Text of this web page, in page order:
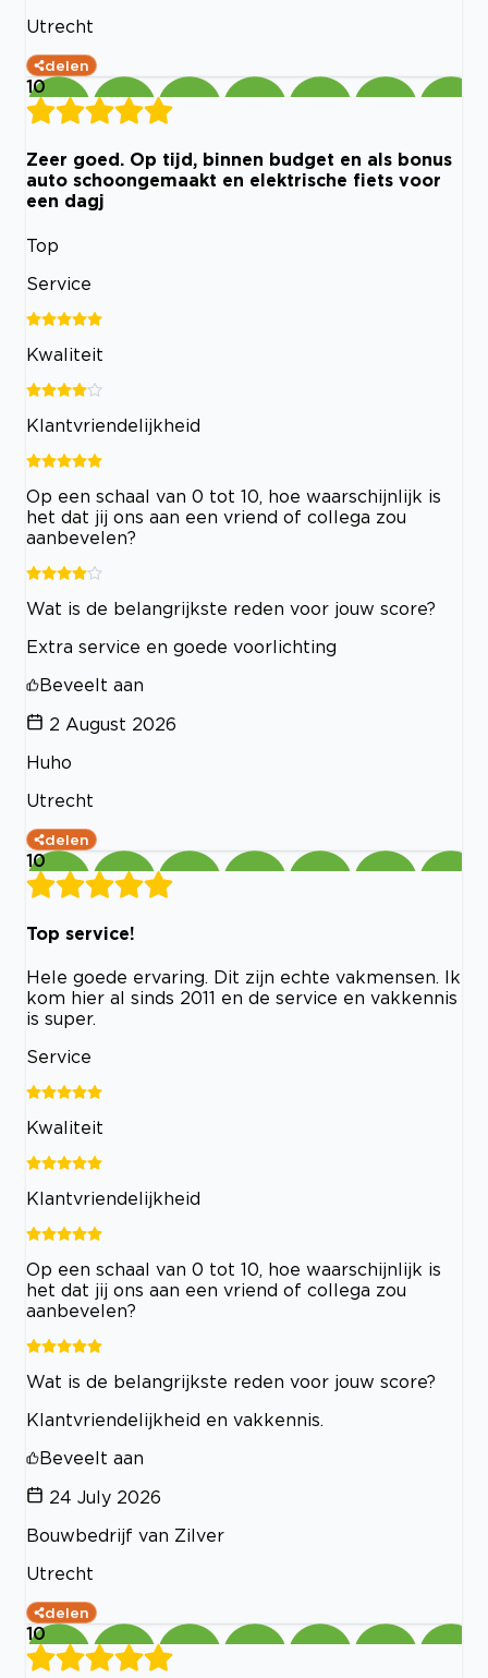
Utrecht
delen
10
Zeer goed. Op tijd, binnen budget en als bonus
auto schoongemaakt en elektrische fiets voor
een dagj
Top
Service
Kwaliteit
Klantvriendelijkheid
Op een schaal van 0 tot 10, hoe waarschijnlijk is
het dat jij ons aan een vriend of collega zou
aanbevelen?
Wat is de belangrijkste reden voor jouw score?
Extra service en goede voorlichting
Beveelt aan
2 August 2026
Huho
Utrecht
delen
10
Top service!
Hele goede ervaring. Dit zijn echte vakmensen. Ik
kom hier al sinds 2011 en de service en vakkennis
is super.
Service
Kwaliteit
Klantvriendelijkheid
Op een schaal van 0 tot 10, hoe waarschijnlijk is
het dat jij ons aan een vriend of collega zou
aanbevelen?
Wat is de belangrijkste reden voor jouw score?
Klantvriendelijkheid en vakkennis.
Beveelt aan
24 July 2026
Bouwbedrijf van Zilver
Utrecht
delen
10